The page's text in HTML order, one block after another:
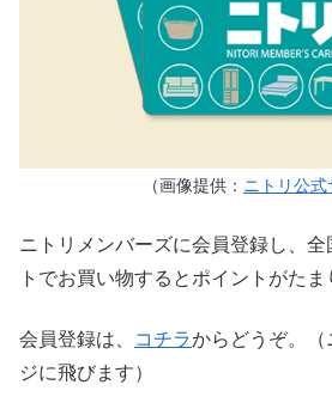
（画像提供： ニトリ公式
ニトリメンバーズに会員登録し、
トでお買い物するとポイントがたま
会員登録は、 コチラからどうぞ。（
ジに飛びます）